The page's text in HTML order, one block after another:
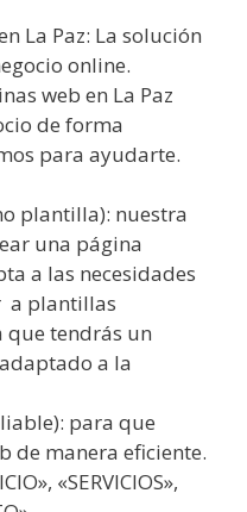
La Paz: La solución
online.
web en La Paz
de forma
para ayudarte.
plantilla): nuestra
una página
a las necesidades
a plantillas
que tendrás un
a la
para que
de manera eficiente.
«SERVICIOS»,